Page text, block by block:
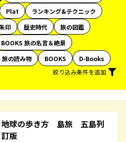
Plat
ランキング&テクニック
印 歴史時代
旅の図鑑
BOOKS 旅の名言＆絶景
旅の読み物 BOOKS
D-Books
絞り込み条件を追加
球の歩き方 島旅 五島列
版